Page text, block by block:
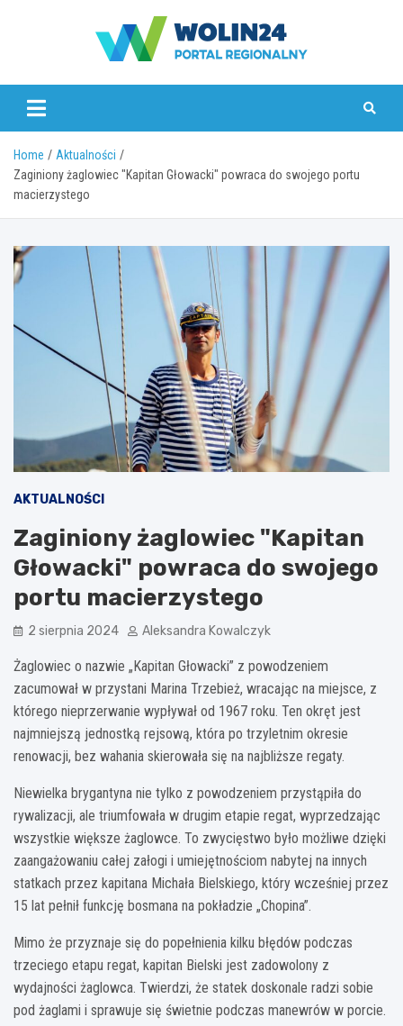
www.wolin24.pl
Home
Aktualności
Zaginiony żaglowiec "Kapitan Głowacki" powraca do swojego portu
macierzystego
AKTUALNOŚCI
Zaginiony żaglowiec "Kapitan
Głowacki" powraca do swojego
portu macierzystego
2 sierpnia 2024 Aleksandra Kowalczyk
Żaglowiec o nazwie „Kapitan Głowacki” z powodzeniem
zacumował w przystani Marina Trzebież, wracając na miejsce, z
którego nieprzerwanie wypływał od 1967 roku. Ten okręt jest
najmniejszą jednostką rejsową, która po trzyletnim okresie
renowacji, bez wahania skierowała się na najbliższe regaty.
Niewielka brygantyna nie tylko z powodzeniem przystąpiła do
rywalizacji, ale triumfowała w drugim etapie regat, wyprzedzając
wszystkie większe żaglowce. To zwycięstwo było możliwe dzięki
zaangażowaniu całej załogi i umiejętnościom nabytej na innych
statkach przez kapitana Michała Bielskiego, który wcześniej przez
15 lat pełnił funkcję bosmana na pokładzie „Chopina”.
Mimo że przyznaje się do popełnienia kilku błędów podczas
trzeciego etapu regat, kapitan Bielski jest zadowolony z
wydajności żaglowca. Twierdzi, że statek doskonale radzi sobie
pod żaglami i sprawuje się świetnie podczas manewrów w porcie.